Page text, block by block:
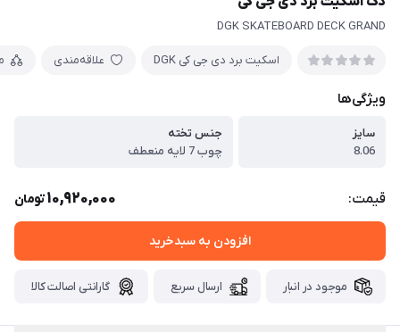
DGK SKATEBOARD DECK GRAND
اسکیت برد دی جی کی DGK علاقه‌مندی
ویژگی‌ها
سایز
8.06
جنس تخته
چوب 7 لایه منعطف
قیمت: 10,920,000تومان
افزودن به سبدخرید
موجود در انبار ارسال سریع گارانتی اصالت کالا